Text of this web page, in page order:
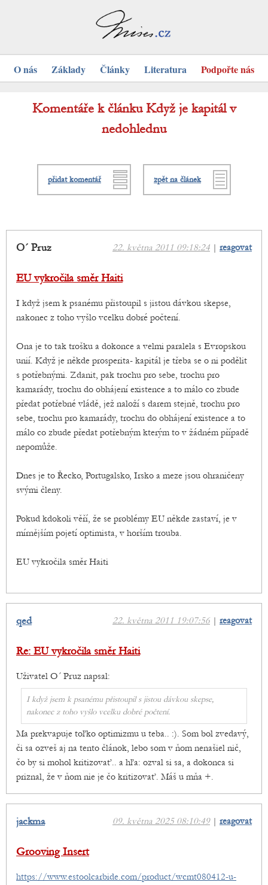
O nás Základy Články Literatura Podpořte nás
Komentáře k článku Když je kapitál v
nedohlednu
přidat komentář zpět na článek
22. května 2011 09:18:24 | reagovat
O´ Pruz
EU vykročila směr Haiti
I když jsem k psanému přistoupil s jistou dávkou skepse,
nakonec z toho vyšlo vcelku dobré počtení.
Ona je to tak trošku a dokonce a velmi paralela s Evropskou
unií. Když je někde prosperita- kapitál je třeba se o ni podělit
s potřebnými. Zdanit, pak trochu pro sebe, trochu pro
kamarády, trochu do obhájení existence a to málo co zbude
předat potřebné vládě, jež naloží s darem stejně, trochu pro
sebe, trochu pro kamarády, trochu do obhájení existence a to
málo co zbude předat potřebným kterým to v žádném případě
nepomůže.
Dnes je to Řecko, Portugalsko, Irsko a meze jsou ohraničeny
svými členy.
Pokud kdokoli věří, že se problémy EU někde zastaví, je v
mírnějším pojetí optimista, v horším trouba.
EU vykročila směr Haiti
22. května 2011 19:07:56 | reagovat
qed
Re: EU vykročila směr Haiti
Uživatel O´ Pruz napsal:
I když jsem k psanému přistoupil s jistou dávkou skepse,
nakonec z toho vyšlo vcelku dobré počtení.
Ma prekvapuje toľko optimizmu u teba.. :). Som bol zvedavý,
či sa ozveš aj na tento článok, lebo som v ňom nenašiel nič,
čo by si mohol kritizovať.. a hľa: ozval si sa, a dokonca si
priznal, že v ňom nie je čo kritizovať. Máš u mňa +.
09. května 2025 08:10:49| reagovat
jackma
Grooving Insert
https://www.estoolcarbide.com/product/wcmt080412-u-